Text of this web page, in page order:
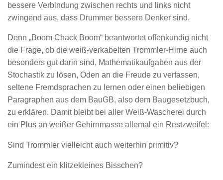
bessere Verbindung zwischen rechts und links nicht
zwingend aus, dass Drummer bessere Denker sind.
Denn „Boom Chack Boom“ beantwortet offenkundig nicht
die Frage, ob die weiß-verkabelten Trommler-Hirne auch
besonders gut darin sind, Mathematikaufgaben aus der
Stochastik zu lösen, Oden an die Freude zu verfassen,
seltene Fremdsprachen zu lernen oder einen beliebigen
Paragraphen aus dem BauGB, also dem Baugesetzbuch,
zu erklären. Damit bleibt bei aller Weiß-Wascherei durch
ein Plus an weißer Gehirnmasse allemal ein Restzweifel:
Sind Trommler vielleicht auch weiterhin primitiv?
Zumindest ein klitzekleines Bisschen?